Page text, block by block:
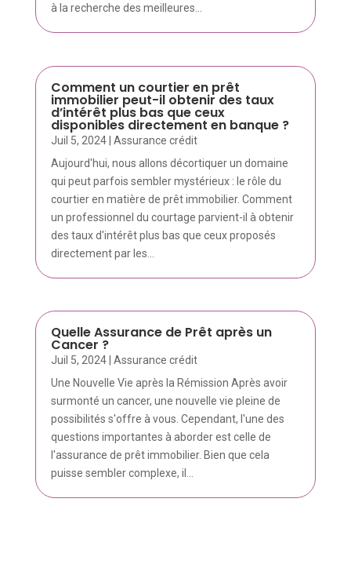
à la recherche des meilleures...
Comment un courtier en prêt
immobilier peut-il obtenir des taux
d’intérêt plus bas que ceux
disponibles directement en banque ?
Juil 5, 2024| Assurance crédit
Aujourd'hui, nous allons décortiquer un domaine
qui peut parfois sembler mystérieux : le rôle du
courtier en matière de prêt immobilier. Comment
un professionnel du courtage parvient-il à obtenir
des taux d'intérêt plus bas que ceux proposés
directement par les...
Quelle Assurance de Prêt après un
Cancer ?
Juil 5, 2024| Assurance crédit
Une Nouvelle Vie après la Rémission Après avoir
surmonté un cancer, une nouvelle vie pleine de
possibilités s'offre à vous. Cependant, l'une des
questions importantes à aborder est celle de
l'assurance de prêt immobilier. Bien que cela
puisse sembler complexe, il...